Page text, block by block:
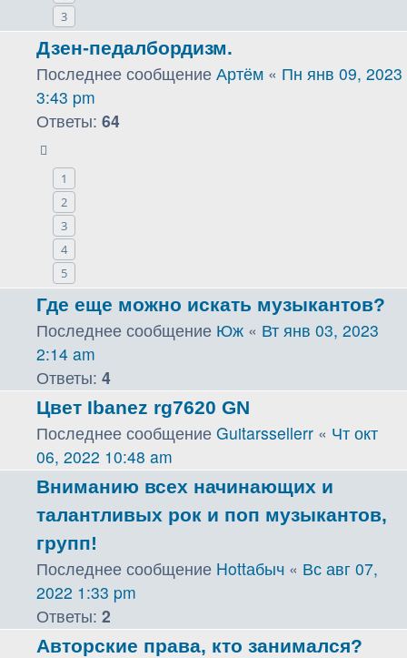
3
Дзен-педалбордизм.
Последнее сообщение Артём « Пн янв 09, 2023
3:43 pm
Ответы: 64
1
2
3
4
5
Где еще можно искать музыкантов?
Последнее сообщение Юж « Вт янв 03, 2023
2:14 am
Ответы: 4
Цвет Ibanez rg7620 GN
Последнее сообщение Guitarssellerr « Чт окт
06, 2022 10:48 am
Вниманию всех начинающих и
талантливых рок и поп музыкантов,
групп!
Последнее сообщение Hottабыч « Вс авг 07,
2022 1:33 pm
Ответы: 2
Авторские права, кто занимался?